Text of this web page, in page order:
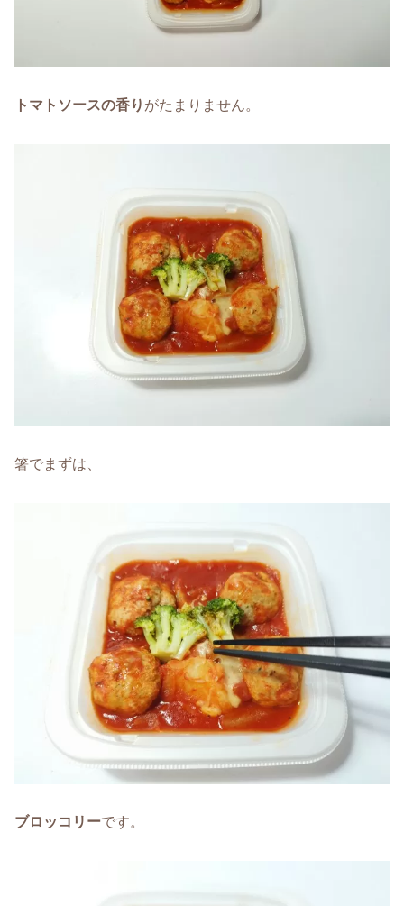
トマトソースの香り がたまりません。
箸でまずは、
ブロッコリーです。